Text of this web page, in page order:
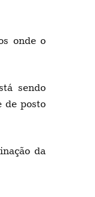
onde o
sendo
de posto
da